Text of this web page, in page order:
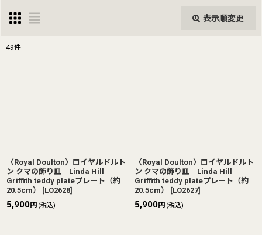
表示順変更
49件
〈Royal Doulton〉ロイヤルドルト
ン クマの飾り皿 Linda Hill
Griffith teddy plateプレート（約
20.5cm）
[LO2628]
5,900円 (税込)
〈Royal Doulton〉ロイヤルドルト
ン クマの飾り皿 Linda Hill
Griffith teddy plateプレート（約
20.5cm）
[LO2627]
5,900円 (税込)